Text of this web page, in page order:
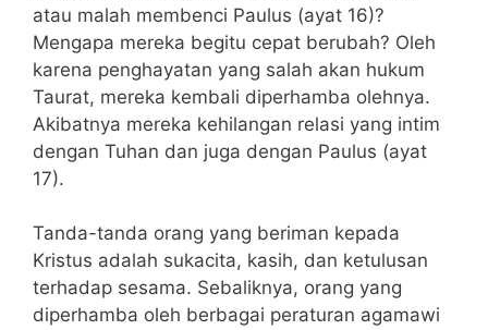
atau malah membenci Paulus (ayat 16)?
Mengapa mereka begitu cepat berubah? Oleh
karena penghayatan yang salah akan hukum
Taurat, mereka kembali diperhamba olehnya.
Akibatnya mereka kehilangan relasi yang intim
dengan Tuhan dan juga dengan Paulus (ayat
17).
Tanda-tanda orang yang beriman kepada
Kristus adalah sukacita, kasih, dan ketulusan
terhadap sesama. Sebaliknya, orang yang
diperhamba oleh berbagai peraturan agamawi